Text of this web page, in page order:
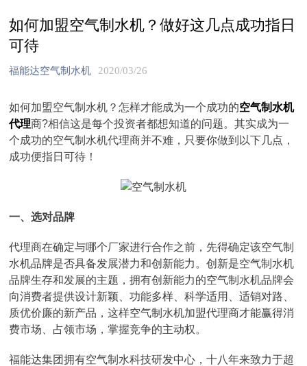
如何加盟空气制水机？做好这几点成功指日
可待
福能达空气制水机 2020/03/26
如何加盟空气制水机？怎样才能成为一个成功的空气制水机
代理商?相信这是每个投资者都想知道的问题。其实成为一
个成功的空气制水机代理商并不难，只要你做到以下几点，
成功便指日可待！
一、选对品牌
代理商在确定与哪个厂家进行合作之前，先得确定该空气制
水机品牌是否具备发展潜力和创新能力。创新是空气制水机
品牌生存和发展的主题，拥有创新能力的空气制水机品牌会
向消费者提供设计新颖、功能多样、科学适用、适销对路、
质优价廉的新产品，这样空气制水机加盟代理商才能赢得消
费市场、占领市场，掌握竞争的主动权。
福能达集团拥有空气制水科技研发中心，十八年来致力于超